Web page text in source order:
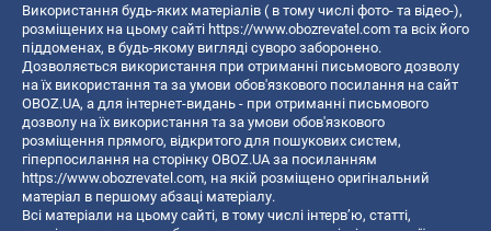
Використання будь-яких матеріалів ( в тому числі фото- та відео-),
розміщених на цьому сайті https://www.obozrevatel.com та всіх його
піддоменах, в будь-якому вигляді суворо заборонено.
Дозволяється використання при отриманні письмового дозволу
на їх використання та за умови обов'язкового посилання на сайт
OBOZ.UA, а для інтернет-видань - при отриманні письмового
дозволу на їх використання та за умови обов'язкового
розміщення прямого, відкритого для пошукових систем,
гіперпосилання на сторінку OBOZ.UA за посиланням
https://www.obozrevatel.com, на якій розміщено оригінальний
матеріал в першому абзаці матеріалу.
Всі матеріали на цьому сайті, в тому числі інтерв’ю, статті,